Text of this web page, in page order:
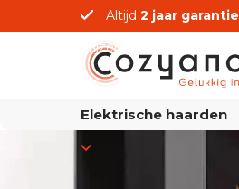
Altijd 2 jaar garantie
prijzen
Elektrische haarden